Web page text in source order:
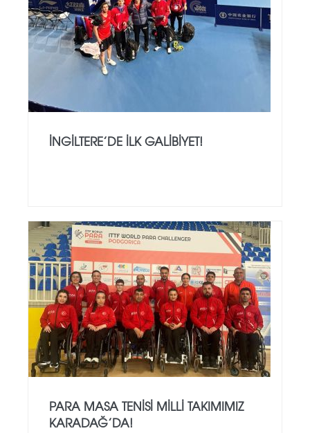
İNGILTERE’DE İLK GALIBIYET!
PARA MASA TENISI MILLI TAKIMIMIZ
KARADAĞ’DA!